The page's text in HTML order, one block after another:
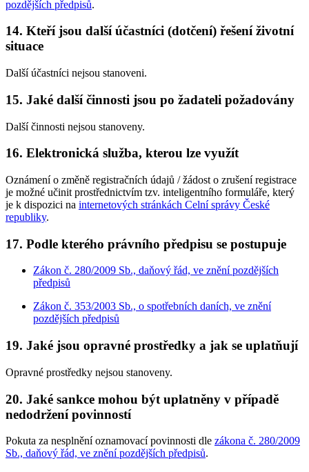
pozdějších předpisů.
14. Kteří jsou další účastníci (dotčení) řešení životní
situace
Další účastníci nejsou stanoveni.
15. Jaké další činnosti jsou po žadateli požadovány
Další činnosti nejsou stanoveny.
16. Elektronická služba, kterou lze využít
Oznámení o změně registračních údajů / žádost o zrušení registrace
je možné učinit prostřednictvím tzv. inteligentního formuláře, který
je k dispozici na internetových stránkách Celní správy České
republiky.
17. Podle kterého právního předpisu se postupuje
Zákon č. 280/2009 Sb., daňový řád, ve znění pozdějších
předpisů
Zákon č. 353/2003 Sb., o spotřebních daních, ve znění
pozdějších předpisů
19. Jaké jsou opravné prostředky a jak se uplatňují
Opravné prostředky nejsou stanoveny.
20. Jaké sankce mohou být uplatněny v případě
nedodržení povinností
Pokuta za nesplnění oznamovací povinnosti dle zákona č. 280/2009
Sb., daňový řád, ve znění pozdějších předpisů.